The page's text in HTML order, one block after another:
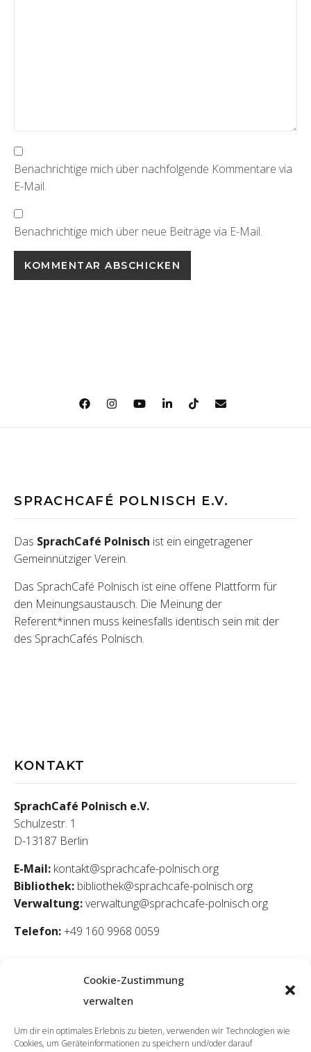
Cookie-Zustimmung
verwalten
Um dir ein optimales Erlebnis zu bieten, verwenden wir Technologien wie
Cookies, um Geräteinformationen zu speichern und/oder darauf
Benachrichtige mich über nachfolgende Kommentare via
E-Mail.
Benachrichtige mich über neue Beiträge via E-Mail.
SPRACHCAFÉ POLNISCH E.V.
Das SprachCafé Polnisch ist ein eingetragener
Gemeinnütziger Verein.
Das SprachCafé Polnisch ist eine offene Plattform für
den Meinungsaustausch. Die Meinung der
Referent*innen muss keinesfalls identisch sein mit der
des SprachCafés Polnisch.
KONTAKT
SprachCafé Polnisch e.V.
Schulzestr. 1
D-13187 Berlin
E-Mail: kontakt@sprachcafe-polnisch.org
Bibliothek: bibliothek@sprachcafe-polnisch.org
Verwaltung:verwaltung@sprachcafe-polnisch.org
Telefon:+49 160 9968 0059